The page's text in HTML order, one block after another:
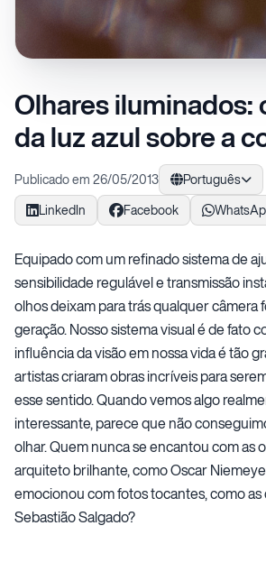
Olhares iluminados:
da luz azul sobre a
Publicado em 26/05/2013
Português
LinkedIn
Facebook
Equipado com um refinado sistema de
sensibilidade regulável e transmissão
olhos deixam para trás qualquer câmera
geração. Nosso sistema visual é de fato
influência da visão em nossa vida é tão
artistas criaram obras incríveis para
esse sentido. Quando vemos algo
interessante, parece que não
olhar. Quem nunca se encantou com as
arquiteto brilhante, como Oscar
emocionou com fotos tocantes, como
Sebastião Salgado?